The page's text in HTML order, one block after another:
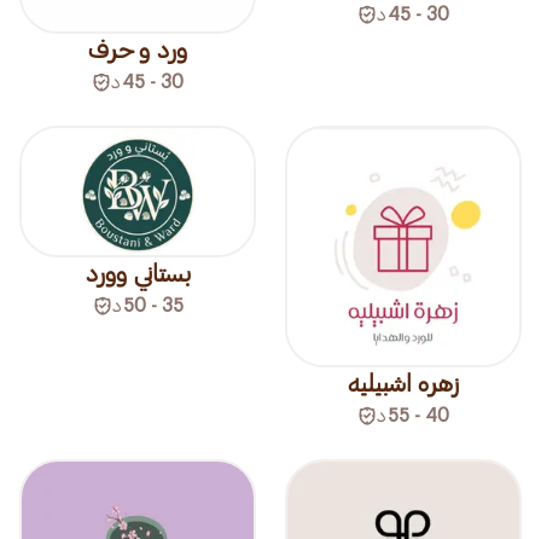
30 - 45 د
ورد و حرف
30 - 45 د
زهره اشبيليه
40 - 55 د
بستاني وورد
35 - 50 د